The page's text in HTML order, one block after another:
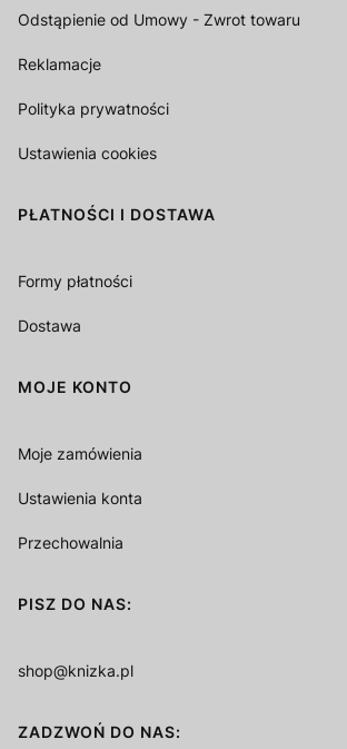
Odstąpienie od Umowy - Zwrot towaru
Reklamacje
Polityka prywatności
Ustawienia cookies
PŁATNOŚCI I DOSTAWA
Formy płatności
Dostawa
MOJE KONTO
Moje zamówienia
Ustawienia konta
Przechowalnia
PISZ DO NAS:
shop@knizka.pl
ZADZWOŃ DO NAS: